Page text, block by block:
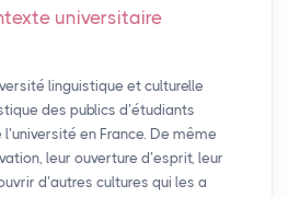
universitaire
linguistique et culturelle
des publics d’étudiants
l’université en France. De même
leur ouverture d’esprit, leur
d’autres cultures qui les a